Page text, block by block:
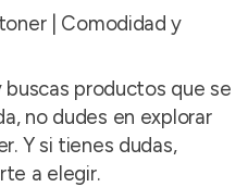
| Comodidad y
productos que se
no dudes en explorar
Y si tienes dudas,
a elegir.